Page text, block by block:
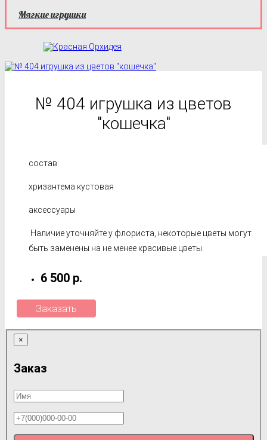
Мягкие игрушки
№ 404 игрушка из цветов
"кошечка"
состав:
хризантема кустовая
аксессуары
Наличие уточняйте у флориста, некоторые цветы могут
быть заменены на не менее красивые цветы.
6 500 р.
Заказать
×
Заказ